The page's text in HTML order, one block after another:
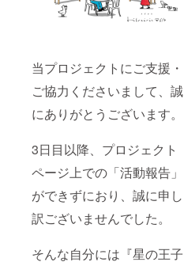
当プロジェクトにご支援・
ご協力くださいまして、誠
にありがとうございます。
3日目以降、プロジェクト
ページ上での「活動報告」
ができずにおり、誠に申し
訳ございませんでした。
そんな自分には『星の王子